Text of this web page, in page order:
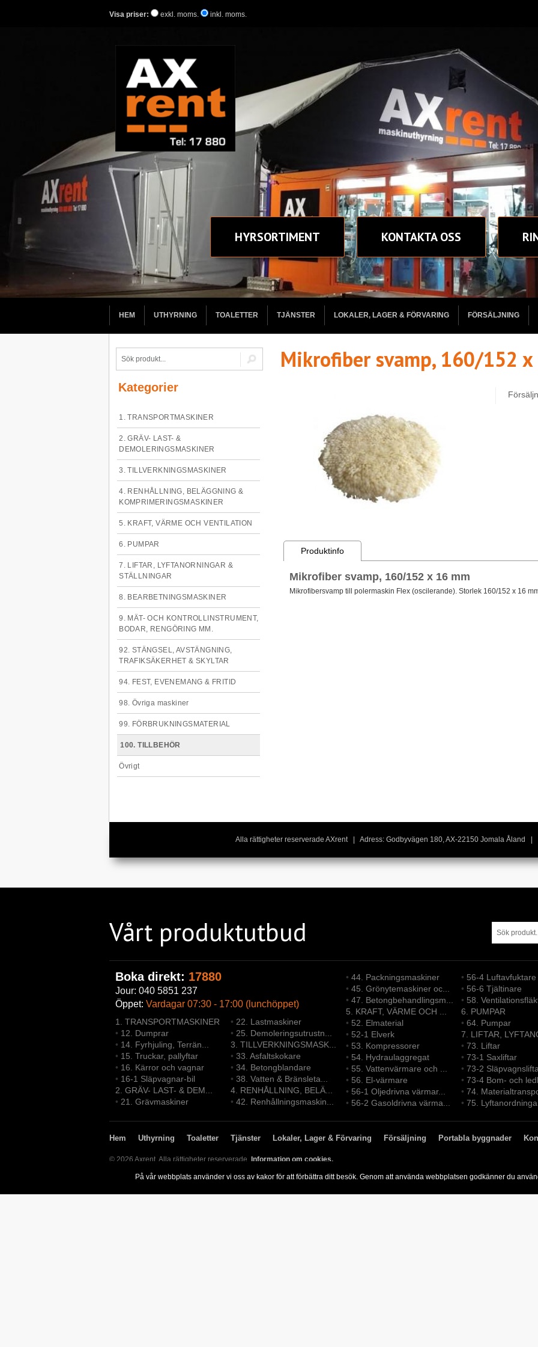
Visa priser: exkl. moms. inkl. moms.
HYRSORTIMENT KONTAKTA OSS
HEM UTHYRNING TOALETTER TJÄNSTER LOKALER, LAGER & FÖRVARING FÖRSÄLJNING
Kategorier
1. TRANSPORTMASKINER
2. GRÄV- LAST- &
DEMOLERINGSMASKINER
3. TILLVERKNINGSMASKINER
4. RENHÅLLNING, BELÄGGNING &
KOMPRIMERINGSMASKINER
5. KRAFT, VÄRME OCH VENTILATION
6. PUMPAR
7. LIFTAR, LYFTANORNINGAR &
STÄLLNINGAR
8. BEARBETNINGSMASKINER
9. MÄT- OCH KONTROLLINSTRUMENT,
BODAR, RENGÖRING MM.
92. STÄNGSEL, AVSTÄNGNING,
TRAFIKSÄKERHET & SKYLTAR
94. FEST, EVENEMANG & FRITID
98. Övriga maskiner
99. FÖRBRUKNINGSMATERIAL
100. TILLBEHÖR
Övrigt
Mikrofiber svamp, 160/152
Produktinfo
Mikrofiber svamp, 160/152 x 16 mm
Mikrofibersvamp till polermaskin Flex (oscilerande). Storlek 160/152 x 16
Alla rättigheter reserverade AXrent | Adress: Godbyvägen 180, AX-22150 Jomala Åland |
Vårt produktutbud
Boka direkt: 17880
Jour: 040 5851 237
Öppet: Vardagar 07:30 - 17:00 (lunchöppet)
1. TRANSPORTMASKINER
• 12. Dumprar
• 14. Fyrhjuling, Terrän...
• 15. Truckar, pallyftar
• 16. Kärror och vagnar
• 16-1 Släpvagnar-bil
2. GRÄV- LAST- & DEM...
• 21. Grävmaskiner
• 22. Lastmaskiner
• 25. Demoleringsutrustn...
3. TILLVERKNINGSMASK...
• 33. Asfaltskokare
• 34. Betongblandare
• 38. Vatten & Bränsleta...
4. RENHÅLLNING, BELÄ...
• 42. Renhållningsmaskin...
• 44. Packningsmaskiner
• 45. Grönytemaskiner oc...
• 47. Betongbehandlingsm...
5. KRAFT, VÄRME OCH ...
• 52. Elmaterial
• 52-1 Elverk
• 53. Kompressorer
• 54. Hydraulaggregat
• 55. Vattenvärmare och ...
• 56. El-värmare
• 56-1 Oljedrivna värmar...
• 56-2 Gasoldrivna värma...
• 56-4 Luftavfuktare
• 56-6 Tjältinare
• 58.
6. PUMPAR
• 64. Pumpar
7. LIFTAR,
• 73. Liftar
• 73-1 Saxliftar
• 73-2
• 73-4 Bom- och
• 74.
• 75.
Hem Uthyrning Toaletter Tjänster Lokaler, Lager & Förvaring Försäljning Portabla byggnader
© 2026 Axrent. Alla rättigheter reserverade. Information om cookies.
På vår webbplats använder vi oss av kakor för att förbättra ditt besök. Genom att använda webbplatsen godkänner du